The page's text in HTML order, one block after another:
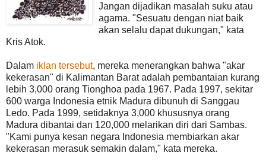
Jangan dijadikan masalah suku atau
agama. "Sesuatu dengan niat baik
akan selalu dapat dukungan," kata
Kris Atok.
Dalam iklan tersebut, mereka menerangkan bahwa "akar
kekerasan" di Kalimantan Barat adalah pembantaian kurang
lebih 3,000 orang Tionghoa pada 1967. Pada 1997, sekitar
600 warga Indonesia etnik Madura dibunuh di Sanggau
Ledo. Pada 1999, setidaknya 3,000 khususnya orang
Madura dibantai dan 120,000 melarikan diri dari Sambas.
"Kami punya kesan negara Indonesia membiarkan akar
kekerasan merasuk semakin dalam," kata mereka.